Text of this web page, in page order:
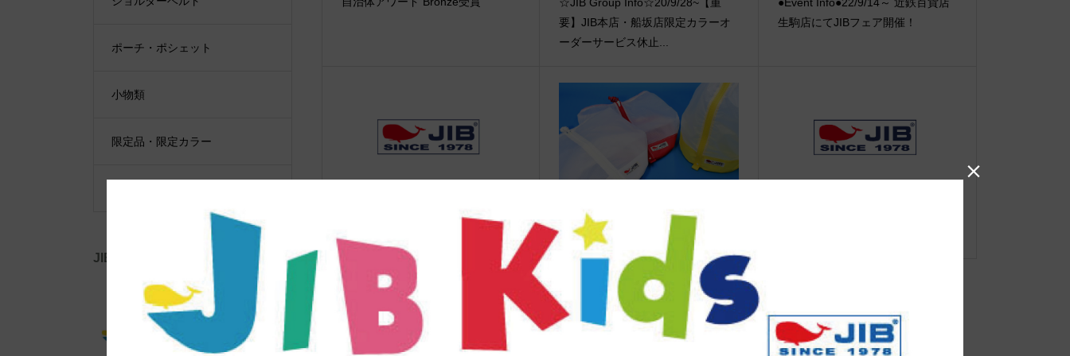
要】JIB本店・船坂店限定カラーオ
ーダーサービス休止...
生駒店にてJIBフェア開催！
●Event Info●23/3/21～ PLAZAなん
スピンクロス バルーンプレスバッ
グL
ポーチ・ポシェット
小物類
限定品・限定カラー
JIB公式SNS
